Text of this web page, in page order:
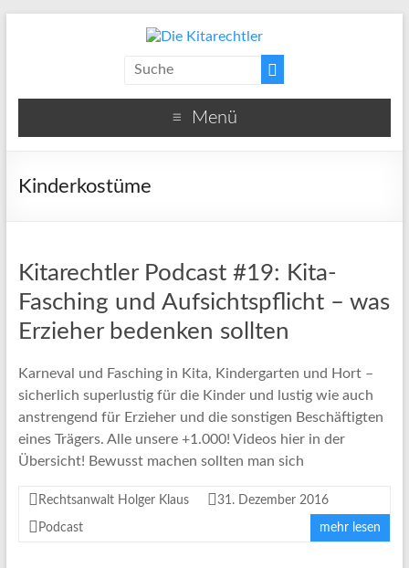
Menü
Kinderkostüme
Kitarechtler Podcast #19: Kita-
Fasching und Aufsichtspflicht – was
Erzieher bedenken sollten
Karneval und Fasching in Kita, Kindergarten und Hort –
sicherlich superlustig für die Kinder und lustig wie auch
anstrengend für Erzieher und die sonstigen Beschäftigten
eines Trägers. Alle unsere +1.000! Videos hier in der
Übersicht! Bewusst machen sollten man sich
Rechtsanwalt Holger Klaus 31. Dezember 2016
Podcast mehr lesen